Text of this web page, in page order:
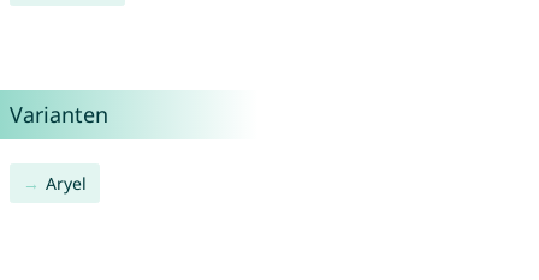
Varianten
Aryel